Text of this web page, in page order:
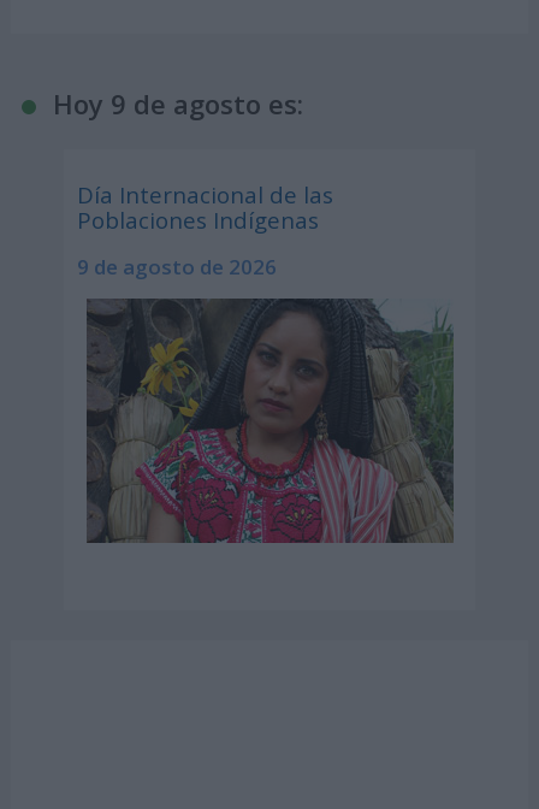
Hoy 9 de agosto es:
Día Internacional de las
Poblaciones Indígenas
9 de agosto de 2026